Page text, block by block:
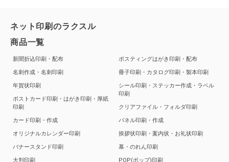
ネット印刷のラクスル
商品一覧
新聞折込印刷・配布
名刺作成・名刺印刷
年賀状印刷
ポストカード印刷・はがき印刷・厚紙
印刷
カード印刷・作成
オリジナルカレンダー印刷
バナースタンド印刷
大判印刷
ポスティングはがき印刷・配布
冊子印刷・カタログ印刷・製本印刷
シール印刷・ステッカー作成・ラベル
印刷
クリアファイル・フォルダ印刷
パネル印刷・作成
挨拶状印刷・案内状・お礼状印刷
幕・のれん印刷
POP(ポップ)印刷